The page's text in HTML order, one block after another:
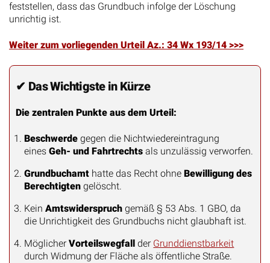
feststellen, dass das Grundbuch infolge der Löschung
unrichtig ist.
Weiter zum vorliegenden Urteil Az.: 34 Wx 193/14 >>>
✔ Das Wichtigste in Kürze
Die zentralen Punkte aus dem Urteil:
Beschwerde gegen die Nichtwiedereintragung
einesGeh- und Fahrtrechts als unzulässig verworfen.
Grundbuchamt hatte das Recht ohne Bewilligung des
Berechtigten gelöscht.
KeinAmtswiderspruch gemäß § 53 Abs. 1 GBO, da
die Unrichtigkeit des Grundbuchs nicht glaubhaft ist.
MöglicherVorteilswegfall der Grunddienstbarkeit
durch Widmung der Fläche als öffentliche Straße.